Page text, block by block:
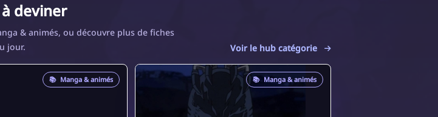
deviner
& animés, ou découvre plus de fiches
jour.
Voir le hub catégorie
📚 Manga & animés 📚 Manga & animés